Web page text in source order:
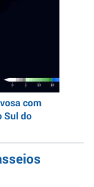
com
Sul do